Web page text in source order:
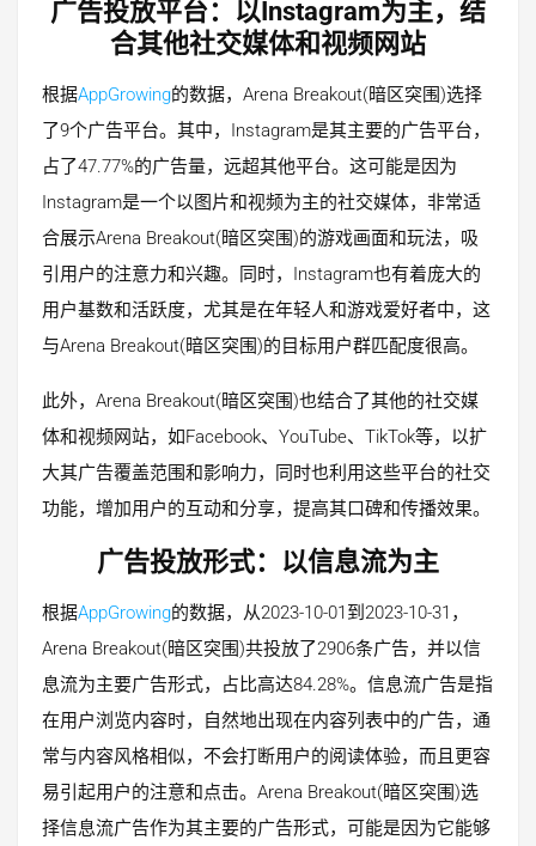
广告投放平台：以Instagram为主，结
合其他社交媒体和视频网站
根据AppGrowing的数据，Arena Breakout(暗区突围)选择
了9个广告平台。其中，Instagram是其主要的广告平台，
占了47.77%的广告量，远超其他平台。这可能是因为
Instagram是一个以图片和视频为主的社交媒体，非常适
合展示Arena Breakout(暗区突围)的游戏画面和玩法，吸
引用户的注意力和兴趣。同时，Instagram也有着庞大的
用户基数和活跃度，尤其是在年轻人和游戏爱好者中，这
与Arena Breakout(暗区突围)的目标用户群匹配度很高。
此外，Arena Breakout(暗区突围)也结合了其他的社交媒
体和视频网站，如Facebook、YouTube、TikTok等，以扩
大其广告覆盖范围和影响力，同时也利用这些平台的社交
功能，增加用户的互动和分享，提高其口碑和传播效果。
广告投放形式：以信息流为主
根据AppGrowing的数据，从2023-10-01到2023-10-31，
Arena Breakout(暗区突围)共投放了2906条广告，并以信
息流为主要广告形式，占比高达84.28%。信息流广告是指
在用户浏览内容时，自然地出现在内容列表中的广告，通
常与内容风格相似，不会打断用户的阅读体验，而且更容
易引起用户的注意和点击。Arena Breakout(暗区突围)选
择信息流广告作为其主要的广告形式，可能是因为它能够